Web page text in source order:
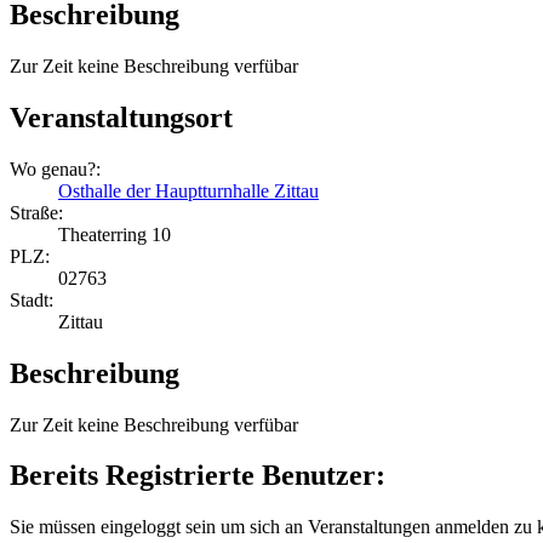
Beschreibung
Zur Zeit keine Beschreibung verfübar
Veranstaltungsort
Wo genau?:
Osthalle der Hauptturnhalle Zittau
Straße:
Theaterring 10
PLZ:
02763
Stadt:
Zittau
Beschreibung
Zur Zeit keine Beschreibung verfübar
Bereits Registrierte Benutzer:
Sie müssen eingeloggt sein um sich an Veranstaltungen anmelden zu